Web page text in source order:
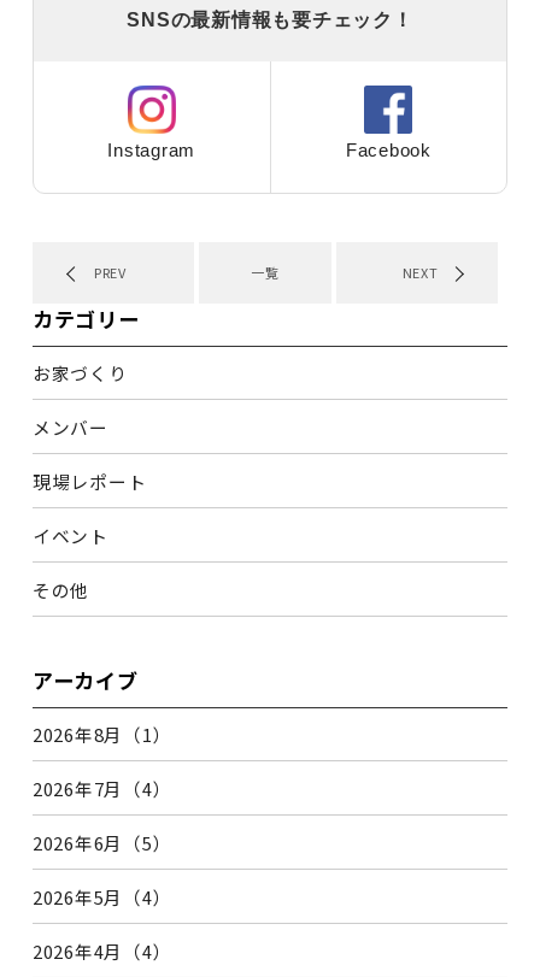
SNSの最新情報も要チェック！
Instagram Facebook
PREV 一覧 NEXT
カテゴリー
お家づくり
メンバー
現場レポート
イベント
その他
アーカイブ
2026年8月（1）
2026年7月（4）
2026年6月（5）
2026年5月（4）
2026年4月（4）